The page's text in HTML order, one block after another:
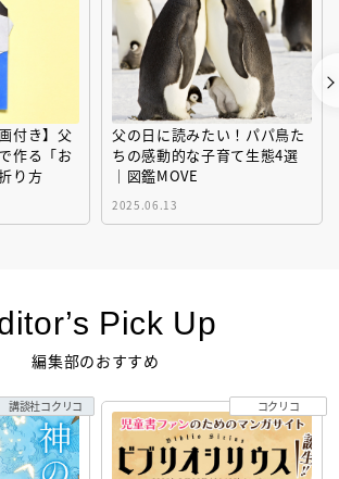
付き】父
作る「お
り方
父の日に読みたい！パパ鳥た
ちの感動的な子育て生態4選
｜図鑑MOVE
2025.06.13
Pick Up
編集部のおすすめ
講談社コクリコ コクリコ